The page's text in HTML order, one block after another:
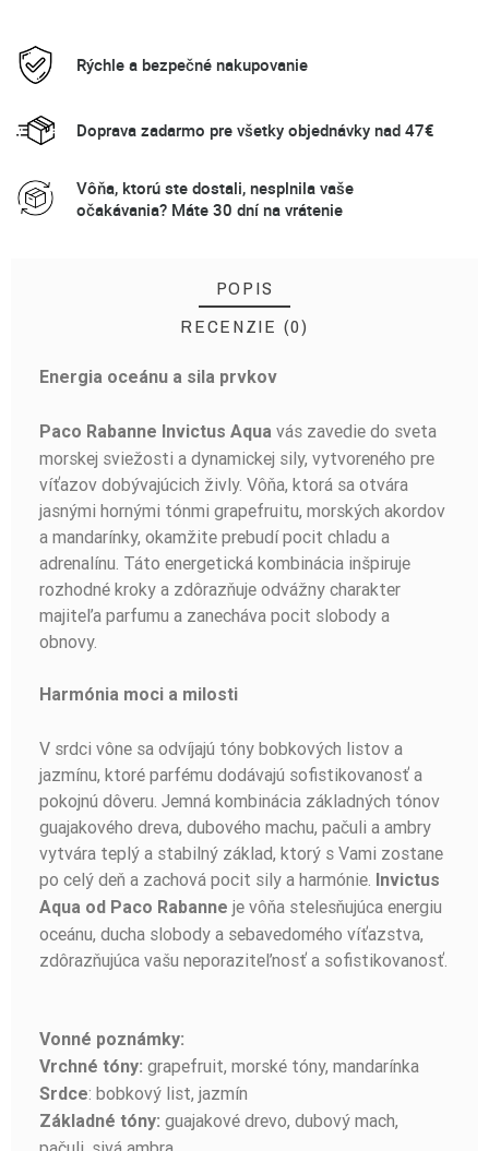
Rýchle a bezpečné nakupovanie
Doprava zadarmo pre všetky objednávky nad 47€
Vôňa, ktorú ste dostali, nesplnila vaše
očakávania? Máte 30 dní na vrátenie
POPIS
RECENZIE (0)
Energia oceánu a sila prvkov
Paco Rabanne Invictus Aqua vás zavedie do sveta
morskej sviežosti a dynamickej sily, vytvoreného pre
víťazov dobývajúcich živly. Vôňa, ktorá sa otvára
jasnými hornými tónmi grapefruitu, morských akordov
a mandarínky, okamžite prebudí pocit chladu a
adrenalínu. Táto energetická kombinácia inšpiruje
rozhodné kroky a zdôrazňuje odvážny charakter
majiteľa parfumu a zanecháva pocit slobody a
obnovy.
Harmónia moci a milosti
V srdci vône sa odvíjajú tóny bobkových listov a
jazmínu, ktoré parfému dodávajú sofistikovanosť a
pokojnú dôveru. Jemná kombinácia základných tónov
guajakového dreva, dubového machu, pačuli a ambry
vytvára teplý a stabilný základ, ktorý s Vami zostane
po celý deň a zachová pocit sily a harmónie. Invictus
Aqua od Paco Rabanne je vôňa stelesňujúca energiu
oceánu, ducha slobody a sebavedomého víťazstva,
zdôrazňujúca vašu neporaziteľnosť a sofistikovanosť.
Vonné poznámky:
Vrchné tóny: grapefruit, morské tóny, mandarínka
Srdce: bobkový list, jazmín
Základné tóny: guajakové drevo, dubový mach,
BUĎTE PRVÝ, KTO NAPÍŠE RECENZIU!